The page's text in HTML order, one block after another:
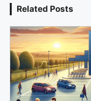
Related Posts